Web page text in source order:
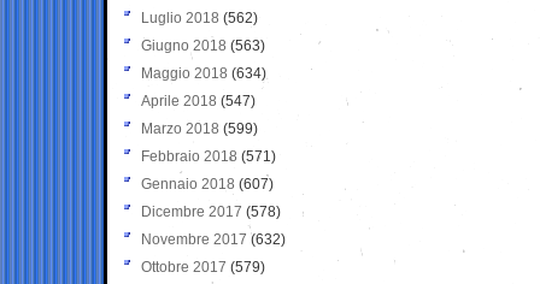
Luglio 2018 (562)
Giugno 2018 (563)
Maggio 2018 (634)
Aprile 2018 (547)
Marzo 2018 (599)
Febbraio 2018 (571)
Gennaio 2018 (607)
Dicembre 2017 (578)
Novembre 2017 (632)
Ottobre 2017 (579)